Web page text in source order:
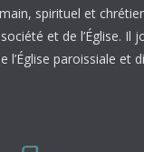
spirituel et
et de l’Église. Il
l’Église paroissiale et